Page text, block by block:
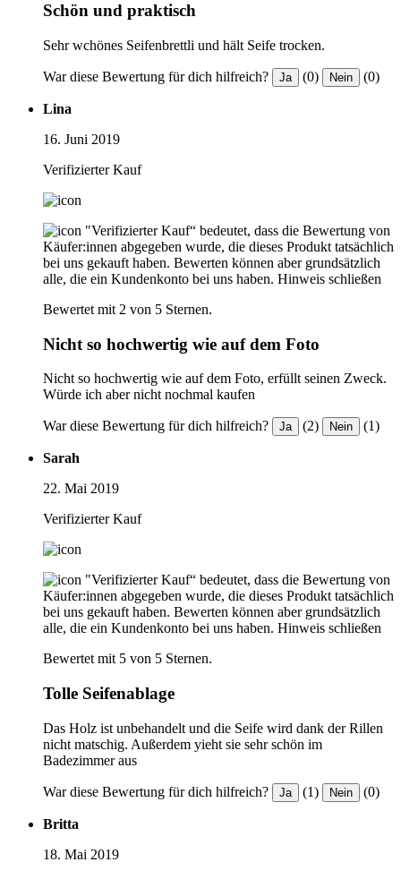
Schön und praktisch
Sehr wchönes Seifenbrettli und hält Seife trocken.
War diese Bewertung für dich hilfreich? Ja (0) Nein (0)
Lina
16. Juni 2019
Verifizierter Kauf
"Verifizierter Kauf“ bedeutet, dass die Bewertung von
Käufer:innen abgegeben wurde, die dieses Produkt tatsächlich
bei uns gekauft haben. Bewerten können aber grundsätzlich
alle, die ein Kundenkonto bei uns haben. Hinweis schließen
Bewertet mit 2 von 5 Sternen.
Nicht so hochwertig wie auf dem Foto
Nicht so hochwertig wie auf dem Foto, erfüllt seinen Zweck.
Würde ich aber nicht nochmal kaufen
War diese Bewertung für dich hilfreich? Ja (2) Nein (1)
Sarah
22. Mai 2019
Verifizierter Kauf
"Verifizierter Kauf“ bedeutet, dass die Bewertung von
Käufer:innen abgegeben wurde, die dieses Produkt tatsächlich
bei uns gekauft haben. Bewerten können aber grundsätzlich
alle, die ein Kundenkonto bei uns haben. Hinweis schließen
Bewertet mit 5 von 5 Sternen.
Tolle Seifenablage
Das Holz ist unbehandelt und die Seife wird dank der Rillen
nicht matschig. Außerdem yieht sie sehr schön im
Badezimmer aus
War diese Bewertung für dich hilfreich? Ja (1) Nein (0)
Britta
18. Mai 2019